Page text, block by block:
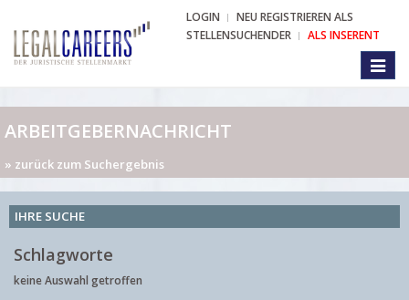
LOGIN
NEU REGISTRIEREN ALS
STELLENSUCHENDER
ALS INSERENT
ARBEITGEBERNACHRICHT
» zurück zum Suchergebnis
IHRE SUCHE
Schlagworte
keine Auswahl getroffen